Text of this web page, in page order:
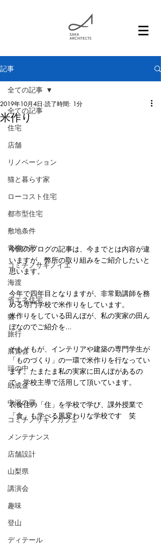
記事
全ての記事
住宅
店舗
リノベーション
猫と暮らす家
ローコスト住宅
都市型住宅
敷地条件
青柳の家
コミチノサキノイエ
海渡
省エネ住宅
猫
旅行
展覧会
頭の中
助成金
中沢の蔵
コミチノサキノカフェ
メンテナンス
店舗設計
山梨県
講演会
趣味
登山
ディテール
全ての記事
米作り
2019年10月4日 読了時間: 1分
今回のブログの記事は、今までとは内容が違
いますが、弊所の取り組みをご紹介したいと
思います。
今年で四年目となりますが、非常勤講師を務
める専門学校で米作りをしています。
米作りをしている田んぼが、私の実家の田ん
ぼなのでご紹介を...
そもそもが、インテリアや建築の専門学生が
「ものづくり」の一環で米作りを行なってい
ます。たまたま私の実家に田んぼがあるの
で、学校主導で活用して頂いています。
衣食住の「住」を学校で学び、課外授業で
「食」も学べる風変わりな学校です　笑